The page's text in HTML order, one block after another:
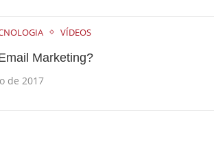
VÍDEOS
Marketing?
de 2017